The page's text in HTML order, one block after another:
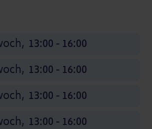
13:00 - 16:00
13:00 - 16:00
13:00 - 16:00
13:00 - 16:00
16:00
16:00
16:00
16:00
16:00
16:00
16:00
16:00
16:00
16:00
16:00
16:00